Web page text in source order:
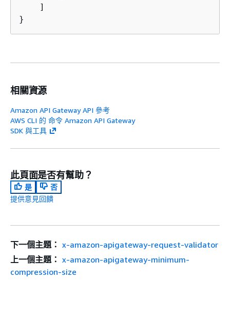
    ]
}
相關資源
Amazon API Gateway API 參考
AWS CLI 的 命令 Amazon API Gateway
SDK 與工具
此頁面是否有幫助？
是
否
提供意見回饋
下一個主題： x-amazon-apigateway-request-validator
上一個主題： x-amazon-apigateway-minimum-
compression-size